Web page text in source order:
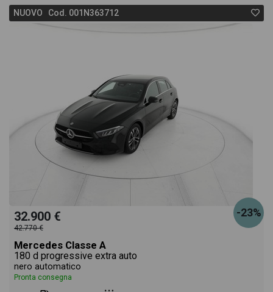
NUOVO Cod. 001N363712
-23%
32.900 €
42.770 €
Mercedes Classe A
180 d progressive extra auto
nero automatico
Pronta consegna